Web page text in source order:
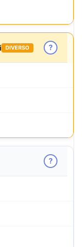
DIVERSO ?
?